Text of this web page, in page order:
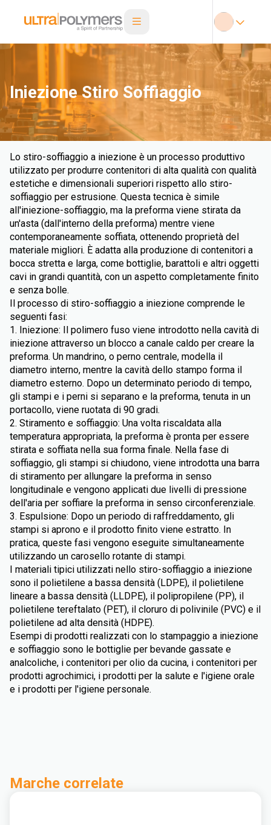
Iniezione Stiro Soffiaggio
Lo stiro-soffiaggio a iniezione è un processo produttivo
utilizzato per produrre contenitori di alta qualità con qualità
estetiche e dimensionali superiori rispetto allo stiro-
soffiaggio per estrusione. Questa tecnica è simile
all'iniezione-soffiaggio, ma la preforma viene stirata da
un'asta (dall'interno della preforma) mentre viene
contemporaneamente soffiata, ottenendo proprietà del
materiale migliori. È adatta alla produzione di contenitori a
bocca stretta e larga, come bottiglie, barattoli e altri oggetti
cavi in grandi quantità, con un aspetto completamente finito
e senza bolle.
Il processo di stiro-soffiaggio a iniezione comprende le
seguenti fasi:
1. Iniezione: Il polimero fuso viene introdotto nella cavità di
iniezione attraverso un blocco a canale caldo per creare la
preforma. Un mandrino, o perno centrale, modella il
diametro interno, mentre la cavità dello stampo forma il
diametro esterno. Dopo un determinato periodo di tempo,
gli stampi e i perni si separano e la preforma, tenuta in un
portacollo, viene ruotata di 90 gradi.
2. Stiramento e soffiaggio: Una volta riscaldata alla
temperatura appropriata, la preforma è pronta per essere
stirata e soffiata nella sua forma finale. Nella fase di
soffiaggio, gli stampi si chiudono, viene introdotta una barra
di stiramento per allungare la preforma in senso
longitudinale e vengono applicati due livelli di pressione
dell'aria per soffiare la preforma in senso circonferenziale.
3. Espulsione: Dopo un periodo di raffreddamento, gli
stampi si aprono e il prodotto finito viene estratto. In
pratica, queste fasi vengono eseguite simultaneamente
utilizzando un carosello rotante di stampi.
I materiali tipici utilizzati nello stiro-soffiaggio a iniezione
sono il polietilene a bassa densità (LDPE), il polietilene
lineare a bassa densità (LLDPE), il polipropilene (PP), il
polietilene tereftalato (PET), il cloruro di polivinile (PVC) e il
polietilene ad alta densità (HDPE).
Esempi di prodotti realizzati con lo stampaggio a iniezione
e soffiaggio sono le bottiglie per bevande gassate e
analcoliche, i contenitori per olio da cucina, i contenitori per
prodotti agrochimici, i prodotti per la salute e l'igiene orale
e i prodotti per l'igiene personale.
Marche correlate